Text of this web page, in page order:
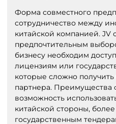
Форма совместного
сотрудничество между
китайской компанией. JV
предпочтительным
бизнесу необходим
лицензиям или
которые сложно получить
партнера.
возможность
китайской стороны,
государственным